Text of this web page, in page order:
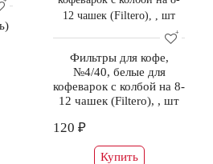
Фильтры для кофе,
№4/40, белые для
кофеварок с колбой на 8-
12 чашек (Filtero), , шт
120 ₽
Купить